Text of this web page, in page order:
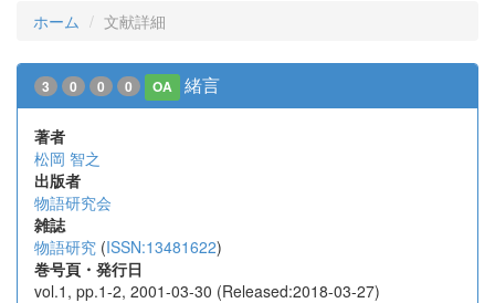
ホーム 文献詳細
3 0 0 0 OA 緒言
著者
松岡 智之
出版者
物語研究会
雑誌
物語研究 (ISSN:13481622)
巻号頁・発行日
vol.1, pp.1-2, 2001-03-30 (Released:2018-03-27)